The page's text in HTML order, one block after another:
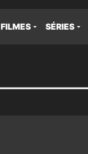
FILMES SÉRIES